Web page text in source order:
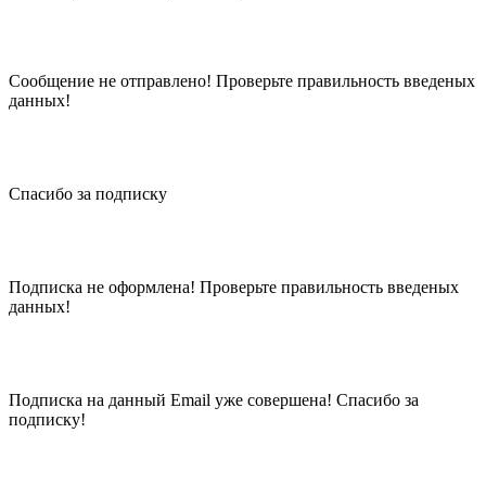
Сообщение не отправлено! Проверьте правильность введеных
данных!
Спасибо за подписку
Подписка не оформлена! Проверьте правильность введеных
данных!
Подписка на данный Email уже совершена! Спасибо за
подписку!